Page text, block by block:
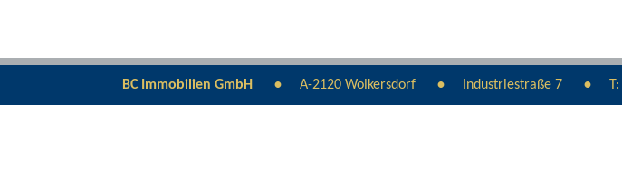
BC Immobilien GmbH A-2120 Wolkersdorf Industriestraße 7 T: